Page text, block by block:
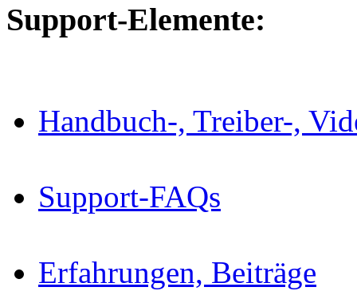
Support-Elemente:
Handbuch-, Treiber-,
Support-FAQs
Erfahrungen, Beiträge